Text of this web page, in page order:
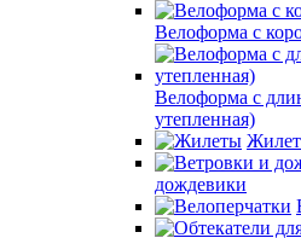
Велоформа с
Велоформа с
утепленная)
дождевики